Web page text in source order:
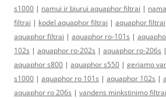
s1000 | namui ir biurui aquaphor filtrai |
filtrai | kodel aquaphor filtrai | aquaphor filtrai
aquaphor filtrai | aquaphor ro-101s |
102s | aquaphor ro-202s | aquaphor ro-206s |
aquaphor s800 | aquaphor s550 | geriamo
s1000 | aquaphor ro 101s | aquaphor 102s |
aquaphor ro 206s | vandens minkstinimo filtrai